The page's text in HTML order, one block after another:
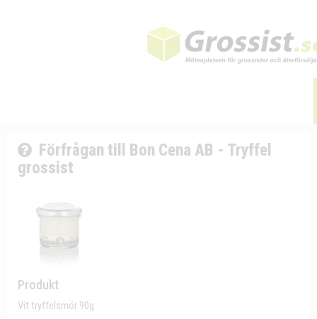
Förfrågan till Bon Cena AB - Tryffel
grossist
Produkt
Vit tryffelsmör 90g